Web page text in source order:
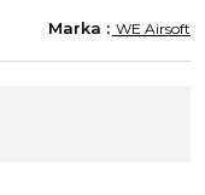
WE Airsoft